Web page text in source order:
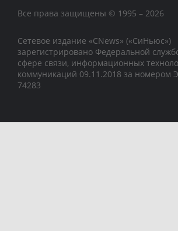
Все права защищены © 1995 – 2026
Сетевое издание «CNews» («СиНьюс»)
зарегистрировано Федеральной
сфере связи, информационных
коммуникаций 09.11.2018 за номером
74283